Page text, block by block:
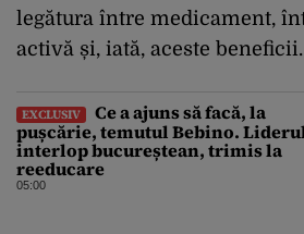
legătura între medicament,
activă și, iată, aceste beneficii.
EXCLUSIV
Ce a ajuns să facă, la
pușcărie, temutul Bebino.
interlop bucureștean, trimis la
reeducare
05:00